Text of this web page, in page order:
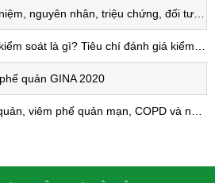
chứng, đối tượng nguy cơ, phòng bệnh, chẩn đoán và điều trị hen phế quản
soát là gì? Tiêu chí đánh giá kiểm soát hen
quản GINA 2020
phế quản mạn, COPD và nguy cơ nhiễm virus Corona